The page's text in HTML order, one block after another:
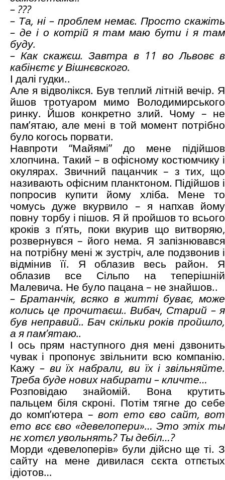
– ???
– Та, ні – проблем немає. Просто скажіть
– де і о котрій я там маю бути і я там
буду.
– Как скажєш. Завтра в 11 во Львовє в
кабінєтє у Вішнєвского.
І далі гудки..
Але я відволікся. Був теплий літній вечір. Я
йшов тротуаром мимо Володимирського
ринку. Йшов конкретно злий. Чому – не
пам’ятаю, але мені в той момент потрібно
було когось порвати.
Навпроти “Майямі” до мене підійшов
хлопчина. Такий – в офісному костюмчику і
окулярах. Звичний пацанчик – з тих, що
називають офісним планктоном. Підійшов і
попросив купити йому хліба. Мене то
чомусь дуже вкурвило – я напхав йому
повну торбу і пішов. Я й пройшов то всього
кроків з п’ять, поки вкурив що витворяю,
розвернувся – його нема. Я запізнювався
на потрібну мені ж зустріч, але подзвонив і
відмінив її. Я облазив весь район. Я
облазив все Сільпо на теперішній
Малевича. Не було пацана – не знайшов..
– Братанчік, всяко в житті буває, може
колись це прочитаєш.. Вибач, Старий – я
був неправий.. Бач скільки років пройшло,
а я пам’ятаю..
І ось прям наступного дня мені дзвонить
чувак і пропонує звільнити всю компанію.
Кажу – ви їх набрали, ви їх і звільняйте.
Треба буде нових набирати – кличте…
Розповідаю знайомій. Вона крутить
пальцем біля скроні. Потім тягне до себе
до комп’ютера –вот ето єво сайт, вот
ето всє єво «девелопери»… Это этіх ты
нє хотєл увольнять? Ты дебіл…?
Морди «девелоперів» були дійсно ще ті. З
сайту на мене дивилася сєкта отпєтых
ідіотов…